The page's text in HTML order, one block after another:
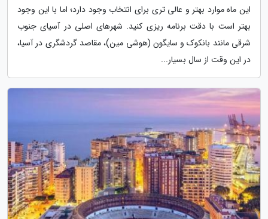
این ماه موارد بهتر و عالی تری برای انتخاب وجود دارد؛ اما با این وجود
بهتر است با دقت برنامه ریزی کنید. شهرهای اصلی در آسیای جنوب
شرقی مانند بانکوک و سایگون (هوشی مین)، مقاصد گردشگری در آسیا،
در این وقت از سال بسیار...